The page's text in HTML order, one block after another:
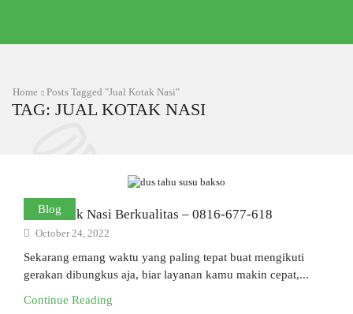
Home Posts Tagged "Jual Kotak Nasi"
TAG: JUAL KOTAK NASI
Blog
Jual Kotak Nasi Berkualitas – 0816-677-618
October 24, 2022
Sekarang emang waktu yang paling tepat buat mengikuti
gerakan dibungkus aja, biar layanan kamu makin cepat,...
Continue Reading